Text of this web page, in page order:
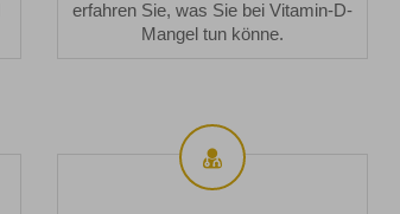
erfahren Sie, was Sie bei Vitamin-D-
Mangel tun könne.
Gesundheitsberatung